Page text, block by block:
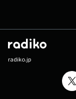
radiko.jp